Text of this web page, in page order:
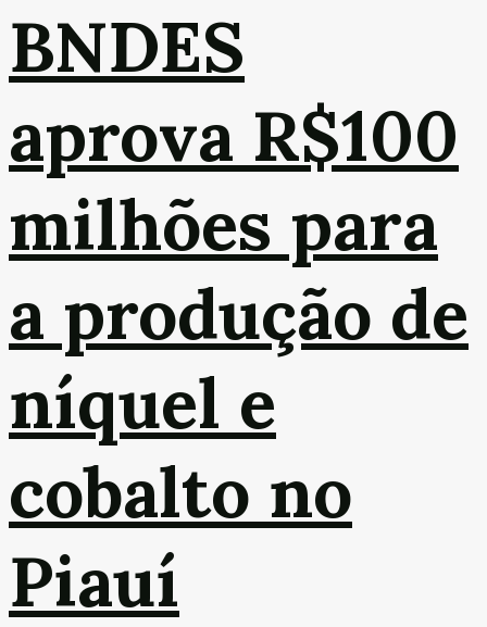
BNDES
aprova R$100
milhões para
a produção de
níquel e
cobalto no
Piauí